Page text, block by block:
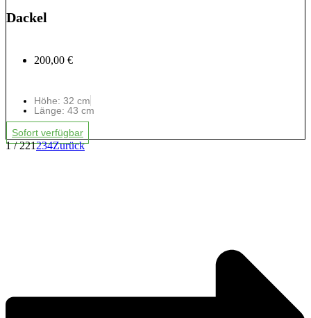
Dackel
200,00 €
Höhe: 32 cm
Länge: 43 cm
Sofort verfügbar
1 / 221234Zurück